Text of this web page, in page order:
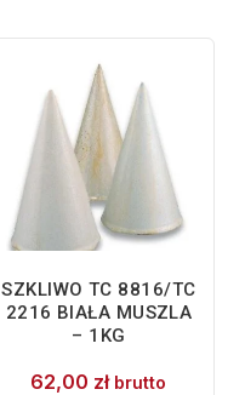
SZKLIWO TC 8816/TC
2216 BIAŁA MUSZLA
– 1KG
62,00 zł brutto